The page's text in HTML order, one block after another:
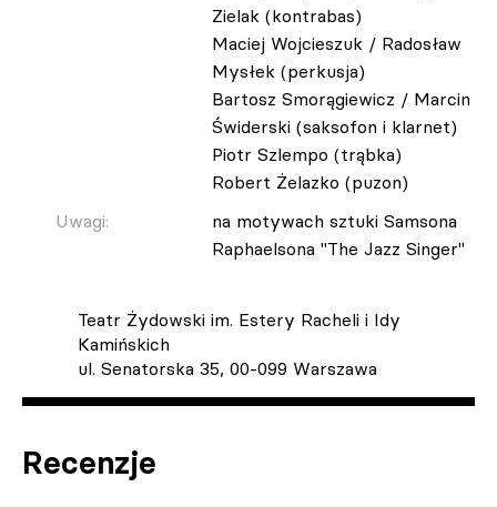
Zielak (kontrabas)
Maciej Wojcieszuk / Radosław
Mysłek (perkusja)
Bartosz Smorągiewicz / Marcin
Świderski (saksofon i klarnet)
Piotr Szlempo (trąbka)
Robert Żelazko (puzon)
Uwagi:
na motywach sztuki Samsona
Raphaelsona "The Jazz Singer"
Teatr Żydowski im. Estery Racheli i Idy
Kamińskich
ul. Senatorska 35, 00-099 Warszawa
Recenzje